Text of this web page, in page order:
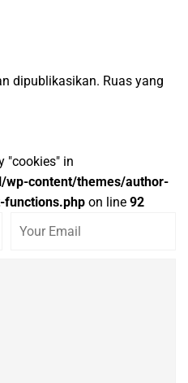
dipublikasikan. Ruas yang
"cookies" in
wp-content/themes/author-
functions.php on line 92